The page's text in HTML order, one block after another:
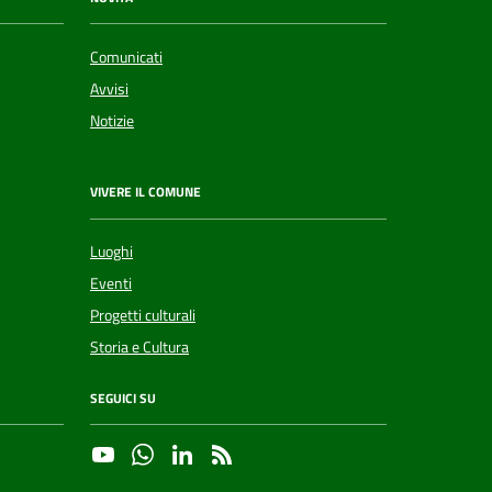
Comunicati
Avvisi
Notizie
VIVERE IL COMUNE
Luoghi
Eventi
Progetti culturali
Storia e Cultura
SEGUICI SU
YouTube WhatsappLinkedin